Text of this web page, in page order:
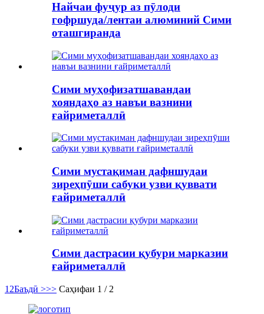
Найчаи фуҷур аз пӯлоди
гофршуда/лентаи алюминий Сими
оташгиранда
Сими муҳофизатшавандаи
хояндаҳо аз навъи вазнини
ғайриметаллӣ
Сими мустақиман дафншудаи
зиреҳпӯши сабуки узви қуввати
ғайриметаллӣ
Сими дастрасии қубури марказии
ғайриметаллӣ
1 2Баъдӣ >>> Саҳифаи 1 / 2